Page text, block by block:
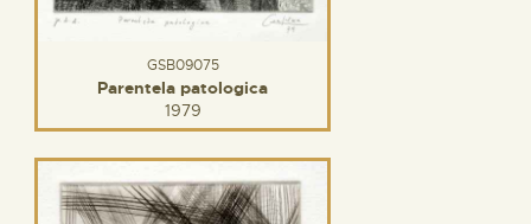
GSB09075
Parentela patologica
1979